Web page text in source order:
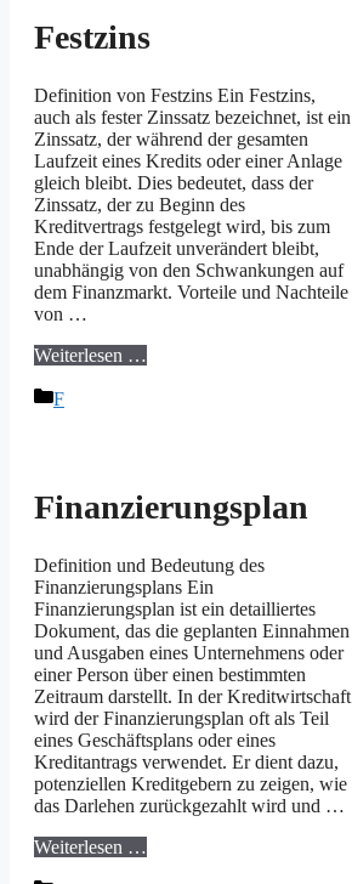
Festzins
Definition von Festzins Ein Festzins,
auch als fester Zinssatz bezeichnet, ist ein
Zinssatz, der während der gesamten
Laufzeit eines Kredits oder einer Anlage
gleich bleibt. Dies bedeutet, dass der
Zinssatz, der zu Beginn des
Kreditvertrags festgelegt wird, bis zum
Ende der Laufzeit unverändert bleibt,
unabhängig von den Schwankungen auf
dem Finanzmarkt. Vorteile und Nachteile
von …
Weiterlesen …
Kategorien
F
Finanzierungsplan
Definition und Bedeutung des
Finanzierungsplans Ein
Finanzierungsplan ist ein detailliertes
Dokument, das die geplanten Einnahmen
und Ausgaben eines Unternehmens oder
einer Person über einen bestimmten
Zeitraum darstellt. In der Kreditwirtschaft
wird der Finanzierungsplan oft als Teil
eines Geschäftsplans oder eines
Kreditantrags verwendet. Er dient dazu,
potenziellen Kreditgebern zu zeigen, wie
das Darlehen zurückgezahlt wird und …
Weiterlesen …